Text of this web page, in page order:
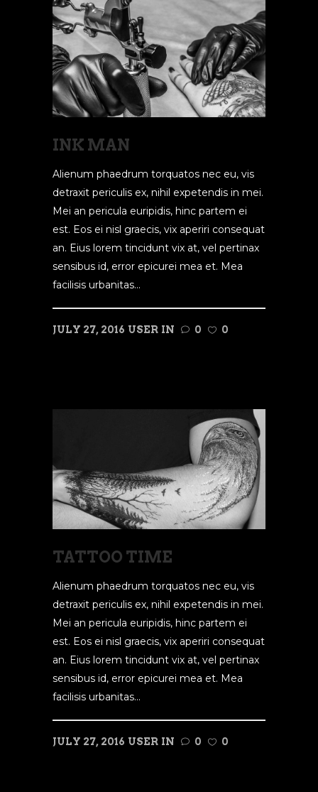
INK MAN
Alienum phaedrum torquatos nec eu, vis
detraxit periculis ex, nihil expetendis in mei.
Mei an pericula euripidis, hinc partem ei
est. Eos ei nisl graecis, vix aperiri consequat
an. Eius lorem tincidunt vix at, vel pertinax
sensibus id, error epicurei mea et. Mea
facilisis urbanitas...
JULY 27, 2016 USER IN 0
0
TATTOO TIME
Alienum phaedrum torquatos nec eu, vis
detraxit periculis ex, nihil expetendis in mei.
Mei an pericula euripidis, hinc partem ei
est. Eos ei nisl graecis, vix aperiri consequat
an. Eius lorem tincidunt vix at, vel pertinax
sensibus id, error epicurei mea et. Mea
facilisis urbanitas...
JULY 27, 2016 USER IN 0
0